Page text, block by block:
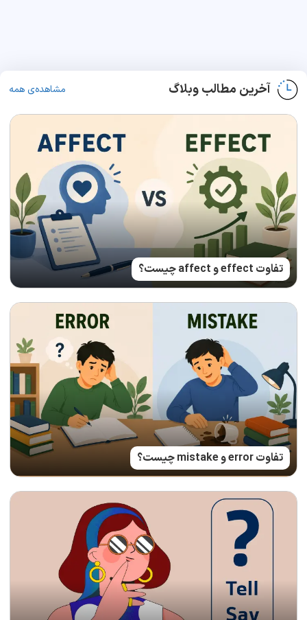
آخرین مطالب وبلاگ مشاهده‌ی همه
تفاوت effect و affect چیست؟
تفاوت error و mistake چیست؟